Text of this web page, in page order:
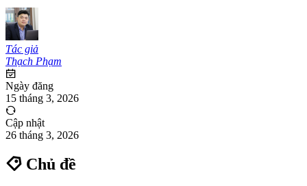
Tác giả
Thạch Phạm
Ngày đăng
15 tháng 3, 2026
Cập nhật
26 tháng 3, 2026
Chủ đề